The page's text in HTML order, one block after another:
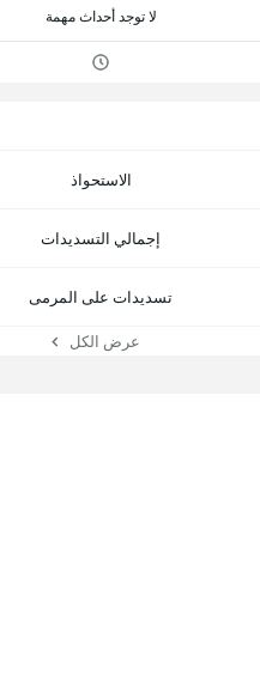
لا توجد أحداث مهمة
الاستحواذ
إجمالي التسديدات
تسديدات على المرمى
عرض الكل